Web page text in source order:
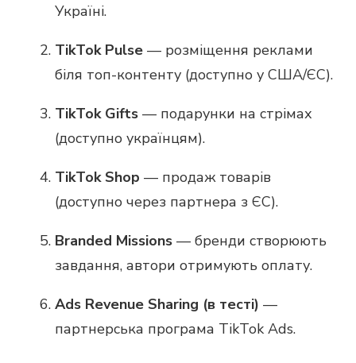
Україні.
TikTok Pulse — розміщення реклами
біля топ-контенту (доступно у США/ЄС).
TikTok Gifts — подарунки на стрімах
(доступно українцям).
TikTok Shop — продаж товарів
(доступно через партнера з ЄС).
Branded Missions — бренди створюють
завдання, автори отримують оплату.
Ads Revenue Sharing (в тесті) —
партнерська програма TikTok Ads.